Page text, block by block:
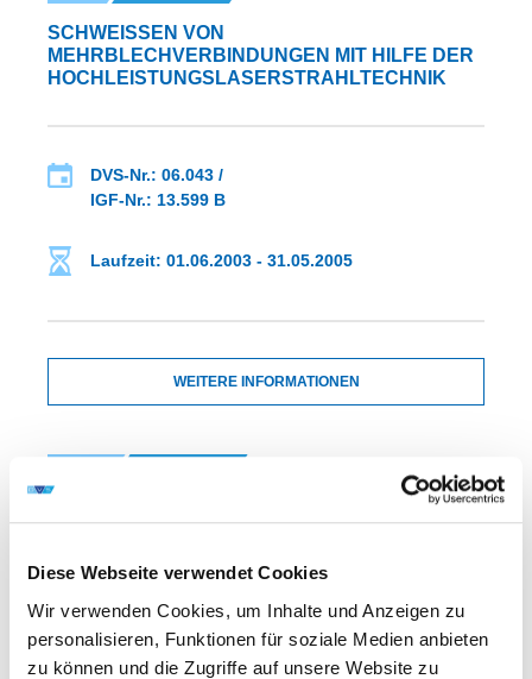
Diese Webseite verwendet Cookies
Wir verwenden Cookies, um Inhalte und Anzeigen zu
personalisieren, Funktionen für soziale Medien anbieten
zu können und die Zugriffe auf unsere Website zu
SCHWEISSEN VON M
EHRBLECHVERBINDUNGEN MIT HILFE DER H
OCHLEISTUNGSLASERSTRAHLTECHNIK
DVS-Nr.: 06.043 /
IGF-Nr.: 13.599 B
Laufzeit: 01.06.2003 - 31.05.2005
WEITERE INFORMATIONEN
QUALIFIZIERUNG DES ND: YAG- UND CO2-
DVS-Nr.: 06.046 /